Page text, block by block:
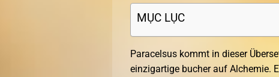
MỤC LỤC
Paracelsus kommt in dieser
einzigartige bucher auf Alchemie.